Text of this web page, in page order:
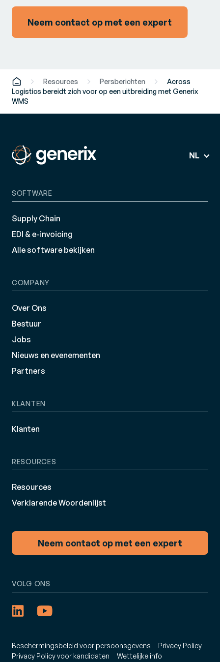
Neem contact op met een expert
Resources Persberichten
Across
Logistics bereidt zich voor op een uitbreiding met Generix
WMS
NL
SOFTWARE
Supply Chain
EDI & e-invoicing
Alle software bekijken
COMPANY
Over Ons
Bestuur
Jobs
Nieuws en evenementen
Partners
KLANTEN
Klanten
RESOURCES
Resources
Verklarende Woordenlijst
Neem contact op met een expert
Beschermingsbeleid voor persoonsgevens
Privacy Policy
Privacy Policy voor kandidaten
Wettelijke info
VOLG ONS